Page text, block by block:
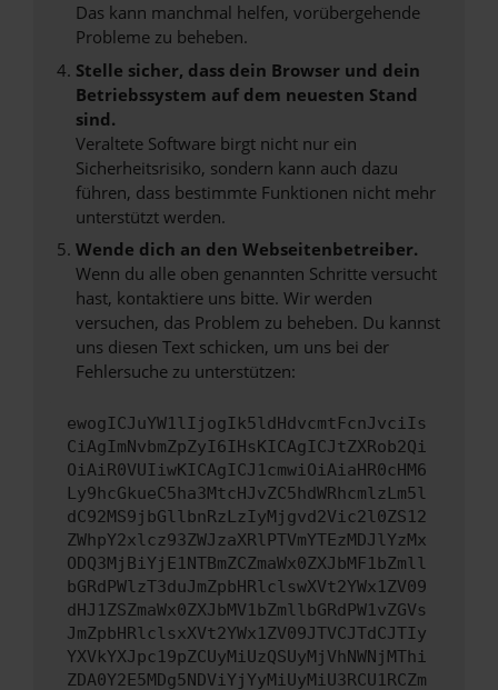
Das kann manchmal helfen, vorübergehende
Probleme zu beheben.
Stelle sicher, dass dein Browser und dein
Betriebssystem auf dem neuesten Stand
sind.
Veraltete Software birgt nicht nur ein
Sicherheitsrisiko, sondern kann auch dazu
führen, dass bestimmte Funktionen nicht mehr
unterstützt werden.
Wende dich an den Webseitenbetreiber.
Wenn du alle oben genannten Schritte versucht
hast, kontaktiere uns bitte. Wir werden
versuchen, das Problem zu beheben. Du kannst
uns diesen Text schicken, um uns bei der
Fehlersuche zu unterstützen:
ewogICJuYW1lIjogIk5ldHdvcmtFcnJvciIs
CiAgImNvbmZpZyI6IHsKICAgICJtZXRob2Qi
OiAiR0VUIiwKICAgICJ1cmwiOiAiaHR0cHM6
Ly9hcGkueC5ha3MtcHJvZC5hdWRhcmlzLm5l
dC92MS9jbGllbnRzLzIyMjgvd2Vic2l0ZS12
ZWhpY2xlcz93ZWJzaXRlPTVmYTEzMDJlYzMx
ODQ3MjBiYjE1NTBmZCZmaWx0ZXJbMF1bZmll
bGRdPWlzT3duJmZpbHRlclswXVt2YWx1ZV09
dHJ1ZSZmaWx0ZXJbMV1bZmllbGRdPW1vZGVs
JmZpbHRlclsxXVt2YWx1ZV09JTVCJTdCJTIy
YXVkYXJpc19pZCUyMiUzQSUyMjVhNWNjMThi
ZDA0Y2E5MDg5NDViYjYyMiUyMiU3RCU1RCZm